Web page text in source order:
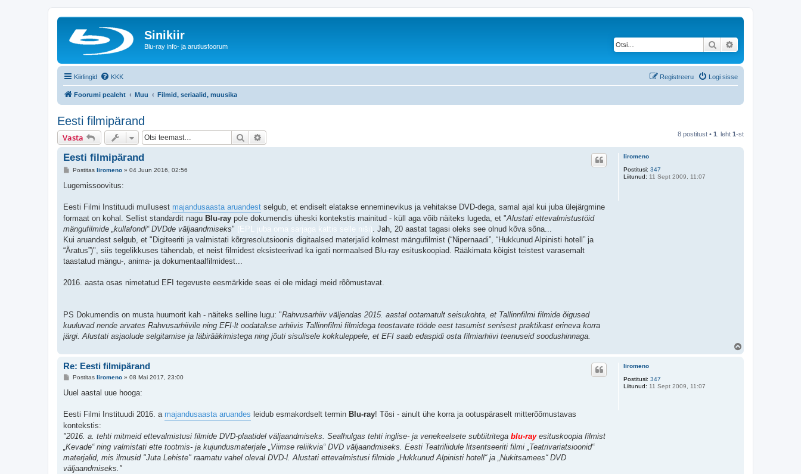
Sinikiir
Blu-ray info- ja arutlusfoorum Otsi
Kiirlingid KKK Logi sisse
Registreeru
Foorumi pealeht Muu Filmid, seriaalid, muusika
Eesti filmipärand
Vasta Otsi 8 postitust • 1 . leht 1-st
liromeno
Postitusi: 347
Liitunud: 11 Sept 2009, 11:07
Eesti filmipärand
P
s
t
s
Postitas liromeno» 04 Juun 2016, 02:56
Lugemissoovitus:
Eesti Filmi Instituudi mullusest majandusaasta aruandest selgub, et endiselt elatakse enneminevikus ja vehitakse DVD-dega, samal ajal kui juba ülejärgmine
formaat on kohal. Sellist standardit nagu Blu-ray pole dokumendis üheski kontekstis mainitud - küll aga võib näiteks lugeda, et "Alustati ettevalmistustöid
mängufilmide „kullafondi“ DVDde väljaandmiseks" (EPL juba oma sarjaga kattis selle niši) . Jah, 20 aastat tagasi oleks see olnud kõva sõna...
Kui aruandest selgub, et "Digiteeriti ja valmistati kõrgresolutsioonis digitaalsed materjalid kolmest mängufilmist (“Nipernaadi”, “Hukkunud Alpinisti hotell” ja
“Äratus”)", siis tegelikkuses tähendab, et neist filmidest eksisteerivad ka igati normaalsed Blu-ray esituskoopiad. Rääkimata kõigist teistest varasemalt
taastatud mängu-, anima- ja dokumentaalfilmidest...
2016. aasta osas nimetatud EFI tegevuste eesmärkide seas ei ole midagi meid rõõmustavat.
PS Dokumendis on musta huumorit kah - näiteks selline lugu: "Rahvusarhiiv väljendas 2015. aastal ootamatult seisukohta, et Tallinnfilmi filmide õigused
kuuluvad nende arvates Rahvusarhiivile ning EFI-lt oodatakse arhiivis Tallinnfilmi filmidega teostavate tööde eest tasumist senisest praktikast erineva korra
järgi. Alustati asjaolude selgitamise ja läbirääkimistega ning jõuti sisulisele kokkuleppele, et EFI saab edaspidi osta filmiarhiivi teenuseid soodushinnaga.
liromeno
Postitusi: 347
Liitunud: 11 Sept 2009, 11:07
Re: Eesti filmipärand
P
s
t
s
Postitas liromeno» 08 Mai 2017, 23:00
Uuel aastal uue hooga:
Eesti Filmi Instituudi 2016. a majandusaasta aruandes leidub esmakordselt termin Blu-ray! Tõsi - ainult ühe korra ja ootuspäraselt mitterõõmustavas
kontekstis:
"2016. a. tehti mitmeid ettevalmistusi filmide DVD-plaatidel väljaandmiseks. Sealhulgas tehti inglise- ja venekeelsete subtiitritega blu-rayesituskoopia filmist
„Kevade“ ning valmistati ette tootmis- ja kujundusmaterjale „Viimse reliikvia“ DVD väljaandmiseks. Eesti Teatriliidule litsentseeriti filmi „Teatrivariatsioonid“
materjalid, mis ilmusid "Juta Lehiste" raamatu vahel oleval DVD-l. Alustati ettevalmistusi filmide „Hukkunud Alpinisti hotell“ ja „Nukitsamees“ DVD
väljaandmiseks."